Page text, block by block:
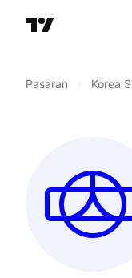
Pasaran Korea